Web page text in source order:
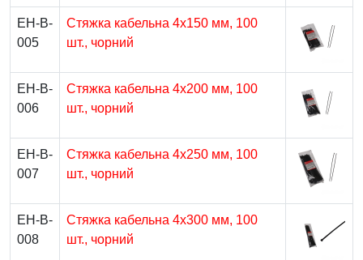
EH-B-
005
Стяжка кабельна 4х150 мм, 100
шт., чорний
EH-B-
006
Стяжка кабельна 4х200 мм, 100
шт., чорний
EH-B-
007
Стяжка кабельна 4х250 мм, 100
шт., чорний
EH-B-
008
Стяжка кабельна 4х300 мм, 100
шт., чорний